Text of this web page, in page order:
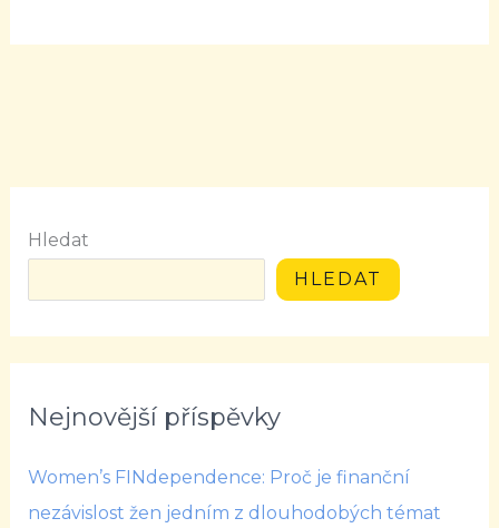
Hledat
HLEDAT
Nejnovější příspěvky
Women’s FINdependence: Proč je finanční
nezávislost žen jedním z dlouhodobých témat